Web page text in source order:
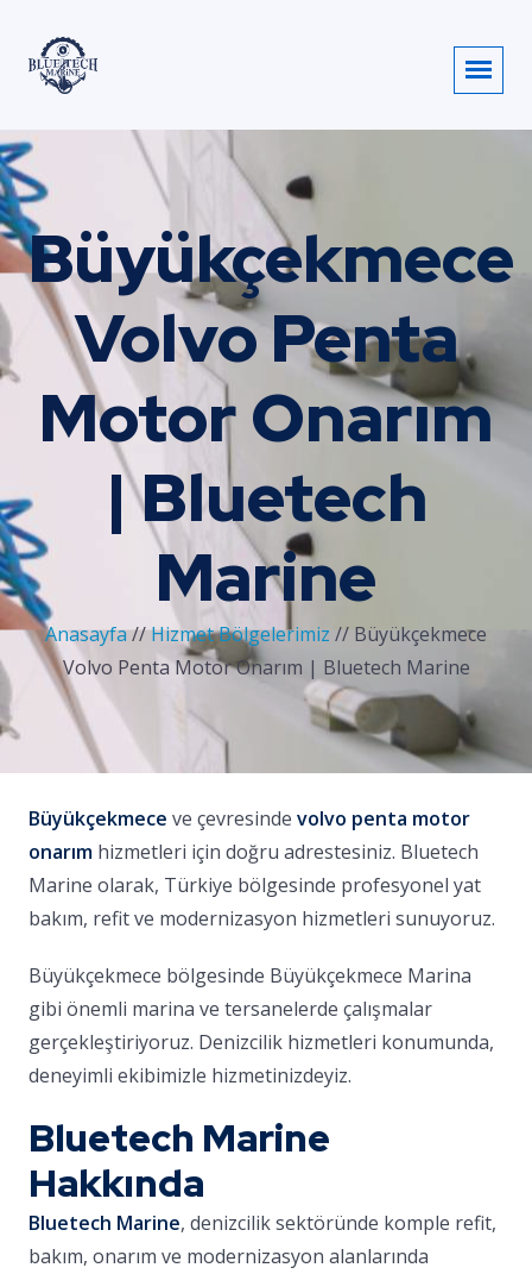
Büyükçekmece
Volvo Penta
Motor Onarım
| Bluetech
Marine
Anasayfa//Hizmet Bölgelerimiz // Büyükçekmece
Volvo Penta Motor Onarım | Bluetech Marine
Büyükçekmece ve çevresinde volvo penta motor
onarım hizmetleri için doğru adrestesiniz. Bluetech
Marine olarak, Türkiye bölgesinde profesyonel yat
bakım, refit ve modernizasyon hizmetleri sunuyoruz.
Büyükçekmece bölgesinde Büyükçekmece Marina
gibi önemli marina ve tersanelerde çalışmalar
gerçekleştiriyoruz. Denizcilik hizmetleri konumunda,
deneyimli ekibimizle hizmetinizdeyiz.
Bluetech Marine
Hakkında
Bluetech Marine, denizcilik sektöründe komple refit,
bakım, onarım ve modernizasyon alanlarında